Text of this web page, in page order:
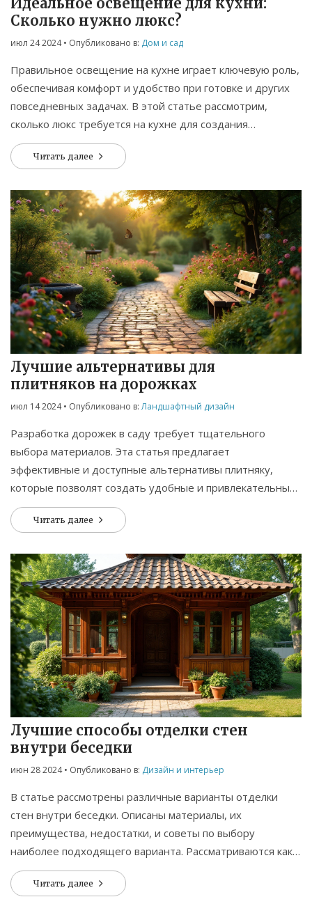
Сколько нужно люкс?
июл 24 2024• Опубликовано в: Дом и сад
Правильное освещение на кухне играет ключевую роль,
обеспечивая комфорт и удобство при готовке и других
повседневных задачах. В этой статье рассмотрим,
сколько люкс требуется на кухне для создания
оптимальной рабочей зоны, а также дадим полезные
советы по выбору осветительных приборов.
Читать далее
Лучшие альтернативы для
плитняков на дорожках
июл 14 2024• Опубликовано в:Ландшафтный дизайн
Разработка дорожек в саду требует тщательного
выбора материалов. Эта статья предлагает
эффективные и доступные альтернативы плитняку,
которые позволят создать удобные и привлекательные
дорожки. Рассмотрим каждый из них и выясним, какие
материалы лучше всего подойдут для вашего сада. Мы
покрытиями.
Читать далее
Лучшие способы отделки стен
внутри беседки
июн 28 2024• Опубликовано в: Дизайн и интерьер
В статье рассмотрены различные варианты отделки
стен внутри беседки. Описаны материалы, их
преимущества, недостатки, и советы по выбору
наиболее подходящего варианта. Рассматриваются как
традиционные, так и современные способы отделки, а
также полезные советы по уходу за выбранными
Читать далее